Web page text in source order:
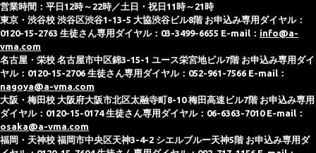
営業時間：平日12時～22時／土日・祝日11時～21時
東京・渋谷校 渋谷区渋谷1-13-5 大協渋谷ビル8階 お申込み専用ダイヤル：
0120-15-2763 生徒さん専用ダイヤル：03-3499-6655 E-mail： info@a-
vma.com
名古屋・栄校 名古屋市中区錦3-15-1 ユース栄宮地ビル7階 お申込み専用ダイ
ヤル：0120-15-2706 生徒さん専用ダイヤル：052-961-7566 E-mail：
nagoya@a-vma.com
大阪・梅田校 大阪府大阪市北区太融寺町8-10 梅田高速ビル7階 お申込み専用
ダイヤル：0120-15-0174 生徒さん専用ダイヤル：06-6363-7010 E-mail：
osaka@a-vma.com
福岡・天神校 福岡市中央区天神3-4-2 シエルブルー天神5階 お申込み専用ダ